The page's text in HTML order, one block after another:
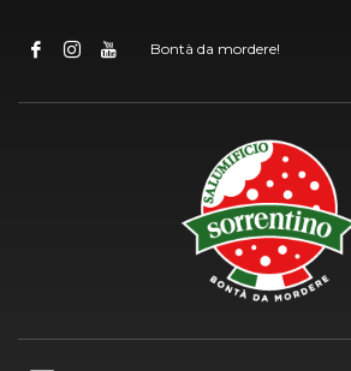
Bontà da mordere!